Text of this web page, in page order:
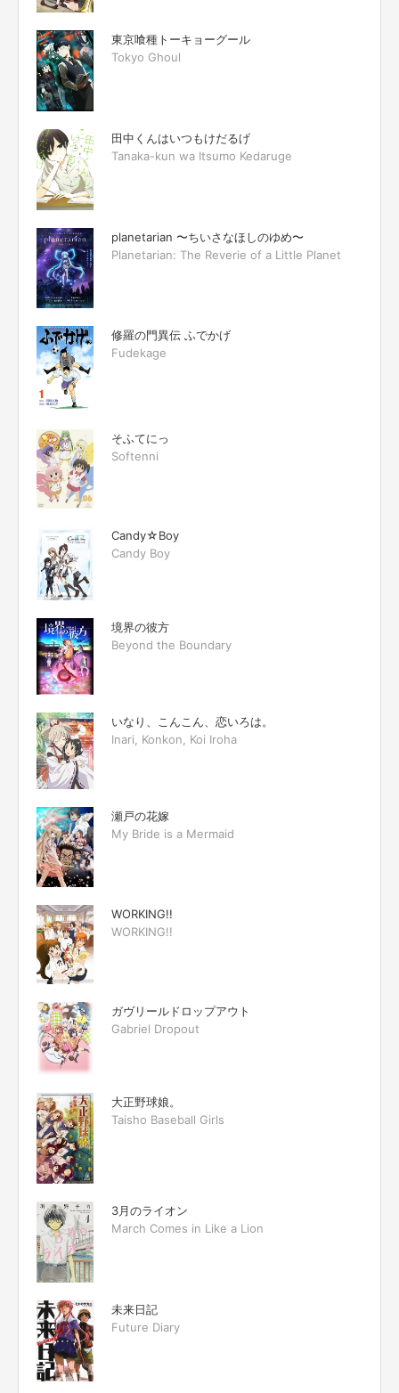
東京喰種トーキョーグール
Tokyo Ghoul
田中くんはいつもけだるげ
Tanaka-kun wa Itsumo Kedaruge
planetarian 〜ちいさなほしのゆめ〜
Planetarian: The Reverie of a Little Planet
修羅の門異伝 ふでかげ
Fudekage
そふてにっ
Softenni
Candy☆Boy
Candy Boy
境界の彼方
Beyond the Boundary
いなり、こんこん、恋いろは。
Inari, Konkon, Koi Iroha
瀬戸の花嫁
My Bride is a Mermaid
WORKING!!
WORKING!!
ガヴリールドロップアウト
Gabriel Dropout
大正野球娘。
Taisho Baseball Girls
3月のライオン
March Comes in Like a Lion
未来日記
Future Diary